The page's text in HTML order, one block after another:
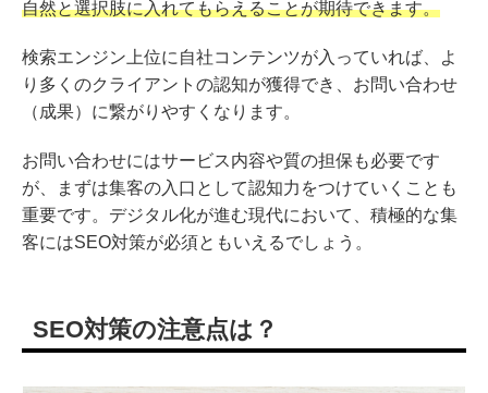
自然と選択肢に入れてもらえることが期待できます。
検索エンジン上位に自社コンテンツが入っていれば、よ
り多くのクライアントの認知が獲得でき、お問い合わせ
（成果）に繋がりやすくなります。
お問い合わせにはサービス内容や質の担保も必要です
が、まずは集客の入口として認知力をつけていくことも
重要です。デジタル化が進む現代において、積極的な集
客にはSEO対策が必須ともいえるでしょう。
SEO対策の注意点は？